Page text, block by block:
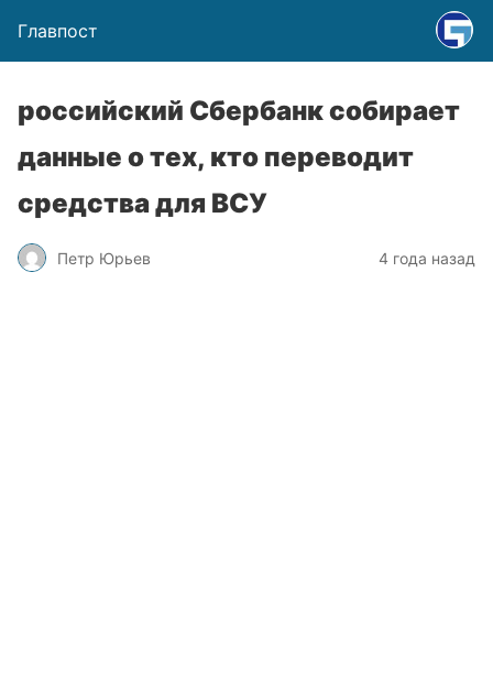
Главпост
российский Сбербанк собирает
данные о тех, кто переводит
средства для ВСУ
Петр Юрьев 4 года назад